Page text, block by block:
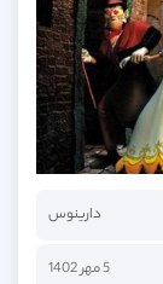
دارینوس
5 مهر 1402